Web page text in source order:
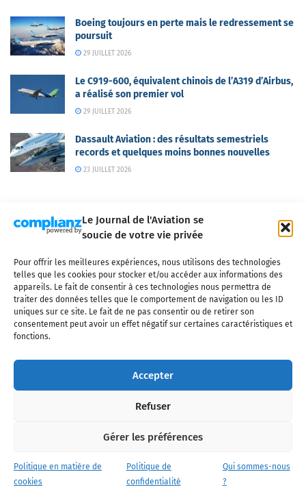
Le Journal de l'Aviation se
soucie de votre vie privée
Pour offrir les meilleures expériences, nous utilisons des technologies
telles que les cookies pour stocker et/ou accéder aux informations des
appareils. Le fait de consentir à ces technologies nous permettra de
traiter des données telles que le comportement de navigation ou les ID
uniques sur ce site. Le fait de ne pas consentir ou de retirer son
consentement peut avoir un effet négatif sur certaines caractéristiques et
fonctions.
Accepter
Refuser
Gérer les préférences
Politique en matière de
cookies
Politique de
confidentialité
Qui sommes-nous
?
Boeing toujours en perte mais le redressement se
poursuit
29 JUILLET 2026
Le C919-600, équivalent chinois de l’A319 d’Airbus,
a réalisé son premier vol
29 JUILLET 2026
Dassault Aviation : des résultats semestriels
records et quelques moins bonnes nouvelles
23 JUILLET 2026
Qui sommes-nous ? Nous contacter
Partenaires
Mentions légales
CGV Politique de confidentialité Cookies
l'industrie aéronautique, l'aviation commerciale, l'aviation d'affaires, les
civils, l'aéronautique de défense et l'industrie spatiale. Toute reproduction,
interdite sans autorisation écrite spécifique du Journal de l’Aviation.